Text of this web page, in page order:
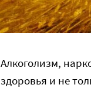
Алкоголизм,
здоровья и не